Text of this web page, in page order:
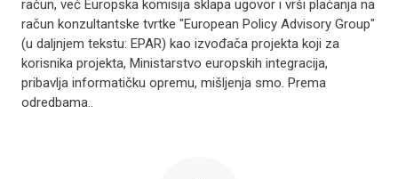
račun, već Europska komisija sklapa ugovor i vrši plaćanja na
račun konzultantske tvrtke "European Policy Advisory Group"
(u daljnjem tekstu: EPAR) kao izvođača projekta koji za
korisnika projekta, Ministarstvo europskih integracija,
pribavlja informatičku opremu, mišljenja smo. Prema
odredbama..